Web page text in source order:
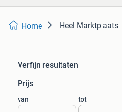
Home Heel Marktplaats
Verfijn resultaten
Prijs
van tot